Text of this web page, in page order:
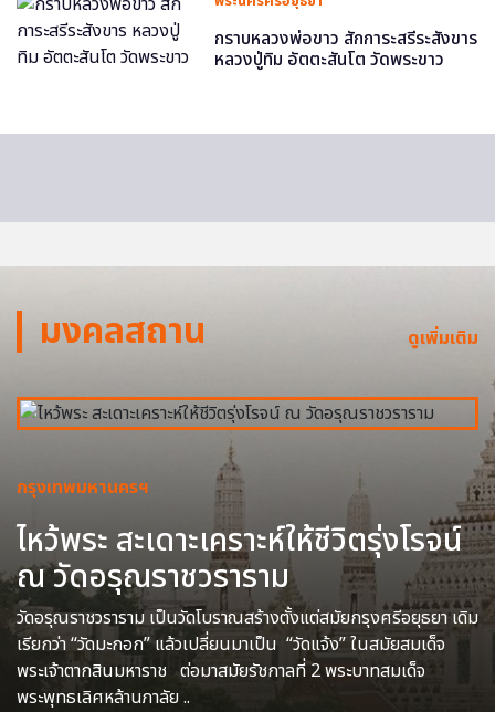
กราบหลวงพ่อขาว สักการะสรีระสังขาร
หลวงปู่ทิม อัตตะสันโต วัดพระขาว
มงคลสถาน ดูเพิ่มเติม
กรุงเทพมหานครฯ
ไหว้พระ สะเดาะเคราะห์ให้ชีวิตรุ่งโรจน์
ณ วัดอรุณราชวราราม
วัดอรุณราชวราราม เป็นวัดโบราณสร้างตั้งแต่สมัยกรุงศรีอยุธยา เดิม
เรียกว่า “วัดมะกอก” แล้วเปลี่ยนมาเป็น “วัดแจ้ง” ในสมัยสมเด็จ
พระเจ้าตากสินมหาราช ต่อมาสมัยรัชกาลที่ 2 พระบาทสมเด็จ
พระพุทธเลิศหล้านภาลัย ..